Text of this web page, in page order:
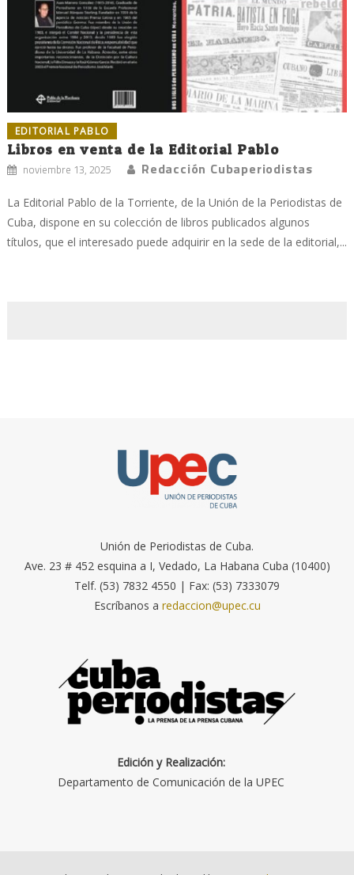
EDITORIAL PABLO
Libros en venta de la Editorial Pablo
noviembre 13, 2025 Redacción Cubaperiodistas
La Editorial Pablo de la Torriente, de la Unión de la Periodistas de
Cuba, dispone en su colección de libros publicados algunos
títulos, que el interesado puede adquirir en la sede de la editorial,...
Unión de Periodistas de Cuba.
Ave. 23 # 452 esquina a I, Vedado, La Habana Cuba (10400)
Telf. (53) 7832 4550 | Fax: (53) 7333079
Escríbanos a redaccion@upec.cu
Edición y Realización:
Departamento de Comunicación de la UPEC